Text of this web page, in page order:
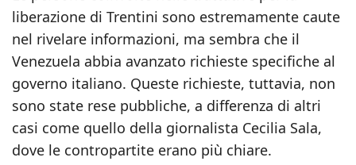
liberazione di Trentini sono estremamente caute
nel rivelare informazioni, ma sembra che il
Venezuela abbia avanzato richieste specifiche al
governo italiano. Queste richieste, tuttavia, non
sono state rese pubbliche, a differenza di altri
casi come quello della giornalista Cecilia Sala,
dove le contropartite erano più chiare.